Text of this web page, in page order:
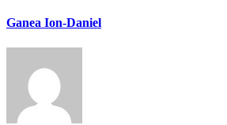
Ganea Ion-Daniel